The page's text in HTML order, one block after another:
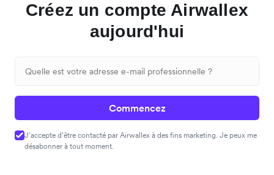
Créez un compte Airwallex
aujourd'hui
Commencez
J’accepte d’être contacté par Airwallex à des fins marketing. Je peux me
désabonner à tout moment.